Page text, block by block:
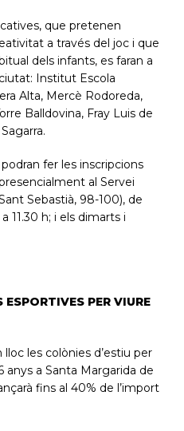
que pretenen
a través del joc i que
dels infants, es faran a
Institut Escola
Alta, Mercè Rodoreda,
Balldovina, Fray Luis de
fer les inscripcions
al Servei
Sebastià, 98-100), de
11.30 h; i els dimarts i
PER VIURE
les colònies d’estiu per
anys a Santa Margarida de
fins al 40% de l’import